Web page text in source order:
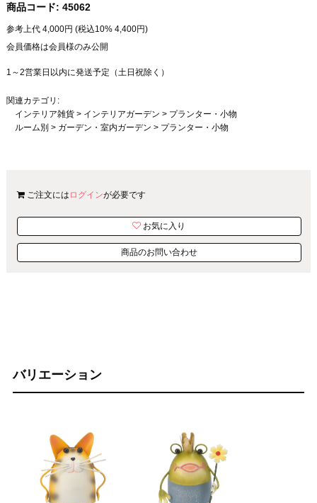
商品コード: 45062
参考上代 4,000円 (税込10% 4,400円)
会員価格は会員様のみ公開
1～2営業日以内に発送予定（土日祝除く）
関連カテゴリ:
インテリア雑貨> インテリアガーデン > プランター・小物
ルーム別 > ガーデン・室内ガーデン > プランター・小物
ご注文には ログインが必要です
お気に入り
商品のお問い合わせ
バリエーション